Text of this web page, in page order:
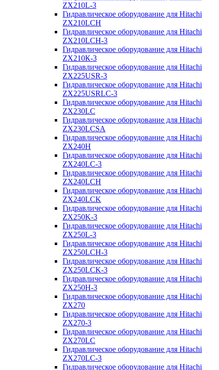
ZX210L-3
Гидравлическое оборудование для Hitachi
ZX210LCH
Гидравлическое оборудование для Hitachi
ZX210LCH-3
Гидравлическое оборудование для Hitachi
ZX210К-3
Гидравлическое оборудование для Hitachi
ZX225USR-3
Гидравлическое оборудование для Hitachi
ZX225USRLC-3
Гидравлическое оборудование для Hitachi
ZX230LC
Гидравлическое оборудование для Hitachi
ZX230LCSA
Гидравлическое оборудование для Hitachi
ZX240H
Гидравлическое оборудование для Hitachi
ZX240LC-3
Гидравлическое оборудование для Hitachi
ZX240LCH
Гидравлическое оборудование для Hitachi
ZX240LCK
Гидравлическое оборудование для Hitachi
ZX250K-3
Гидравлическое оборудование для Hitachi
ZX250L-3
Гидравлическое оборудование для Hitachi
ZX250LCH-3
Гидравлическое оборудование для Hitachi
ZX250LCK-3
Гидравлическое оборудование для Hitachi
ZX250Н-3
Гидравлическое оборудование для Hitachi
ZX270
Гидравлическое оборудование для Hitachi
ZX270-3
Гидравлическое оборудование для Hitachi
ZX270LC
Гидравлическое оборудование для Hitachi
ZX270LC-3
Гидравлическое оборудование для Hitachi